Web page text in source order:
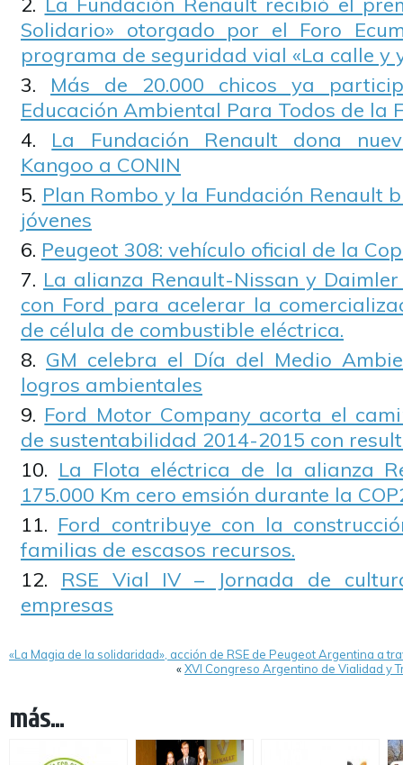
Solidario» otorgado por el Foro
programa de seguridad vial «La calle y
Más de 20.000 chicos ya
Educación Ambiental Para Todos de la
La Fundación Renault dona
Kangoo a CONIN
Plan Rombo y la Fundación Renault
jóvenes
Peugeot 308: vehículo oficial de la
La alianza Renault-Nissan y
con Ford para acelerar la
de célula de combustible eléctrica.
GM celebra el Día del Medio
logros ambientales
Ford Motor Company acorta el
de sustentabilidad 2014-2015 con
La Flota eléctrica de la alianza
175.000 Km cero emsión durante la
Ford contribuye con la
familias de escasos recursos.
RSE Vial IV – Jornada de
empresas
«La Magia de la solidaridad», acción de RSE de Peugeot Argentina a
«XVI Congreso Argentino de Vialidad y
más...